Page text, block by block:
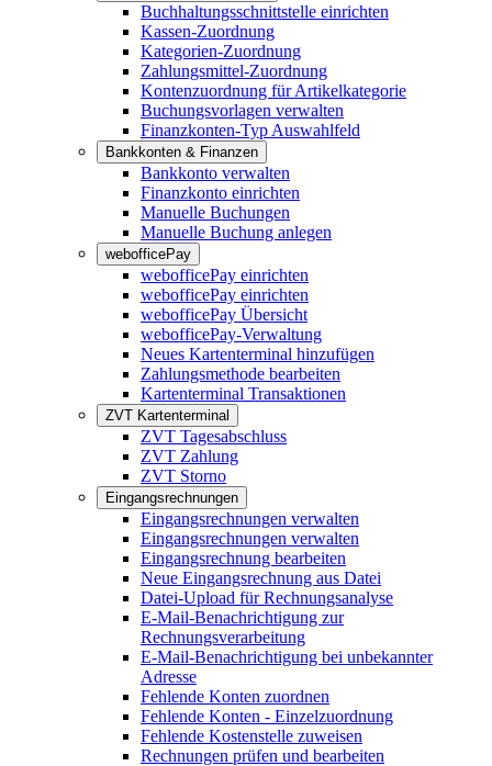
Buchhaltungsschnittstelle einrichten
Kassen-Zuordnung
Kategorien-Zuordnung
Zahlungsmittel-Zuordnung
Kontenzuordnung für Artikelkategorie
Buchungsvorlagen verwalten
Finanzkonten-Typ Auswahlfeld
Bankkonten & Finanzen
Bankkonto verwalten
Finanzkonto einrichten
Manuelle Buchungen
Manuelle Buchung anlegen
webofficePay
webofficePay einrichten
webofficePay einrichten
webofficePay Übersicht
webofficePay-Verwaltung
Neues Kartenterminal hinzufügen
Zahlungsmethode bearbeiten
Kartenterminal Transaktionen
ZVT Kartenterminal
ZVT Tagesabschluss
ZVT Zahlung
ZVT Storno
Eingangsrechnungen
Eingangsrechnungen verwalten
Eingangsrechnungen verwalten
Eingangsrechnung bearbeiten
Neue Eingangsrechnung aus Datei
Datei-Upload für Rechnungsanalyse
E-Mail-Benachrichtigung zur
Rechnungsverarbeitung
E-Mail-Benachrichtigung bei unbekannter
Adresse
Fehlende Konten zuordnen
Fehlende Konten - Einzelzuordnung
Fehlende Kostenstelle zuweisen
Rechnungen prüfen und bearbeiten